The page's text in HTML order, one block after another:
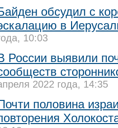
обсудил с
в
10:03
России выявили
2022 года, 14:35
половина